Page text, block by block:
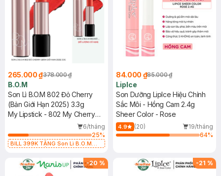
265.000 ₫378.000 ₫
B.O.M
Son Lì B.O.M 802 Đỏ Cherry
(Bản Giới Hạn 2025) 3.3g
My Lipstick - 802 My Cherry
Red (Limited Edition 2025)6/tháng
25%
BILL 399K TẶNG Son Lì B.O.M
(SL có hạn)
84.000 ₫85.000 ₫
LipIce
Son Dưỡng LipIce Hiệu Chỉnh
Sắc Môi - Hồng Cam 2.4g
Sheer Color - Rose
4.9 (20)
19/tháng
64%
-20 % -21 %